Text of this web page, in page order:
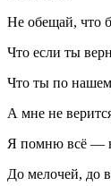
Не обещай, что
Что если ты
Что ты по
А мне не
Я помню всё —
До мелочей, до